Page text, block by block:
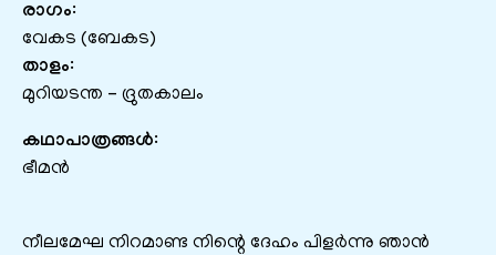
രാഗം:
വേകട (ബേകട)
താളം:
മുറിയടന്ത – ദ്രുതകാലം
കഥാപാത്രങ്ങൾ:
ഭീമൻ
നീലമേഘ നിറമാണ്ട നിന്റെ ദേഹം പിളര്‍ന്നു ഞാന്‍